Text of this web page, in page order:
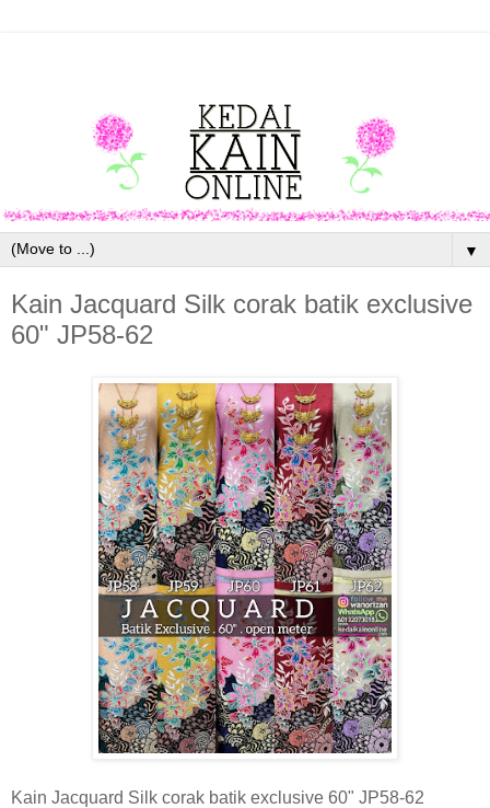
▼
Kain Jacquard Silk corak batik exclusive
60" JP58-62
Kain Jacquard Silk corak batik exclusive 60" JP58-62